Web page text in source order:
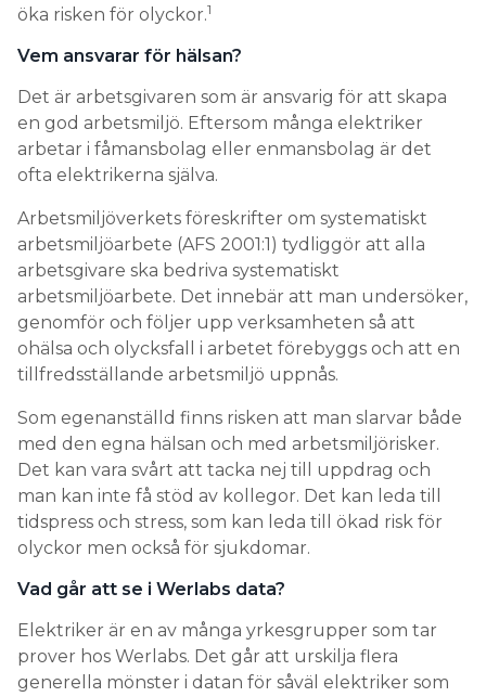
öka risken för olyckor.1
Vem ansvarar för hälsan?
Det är arbetsgivaren som är ansvarig för att skapa
en god arbetsmiljö. Eftersom många elektriker
arbetar i fåmansbolag eller enmansbolag är det
ofta elektrikerna själva.
Arbetsmiljöverkets föreskrifter om systematiskt
arbetsmiljöarbete (AFS 2001:1) tydliggör att alla
arbetsgivare ska bedriva systematiskt
arbetsmiljöarbete. Det innebär att man undersöker,
genomför och följer upp verksamheten så att
ohälsa och olycksfall i arbetet förebyggs och att en
tillfredsställande arbetsmiljö uppnås.
Som egenanställd finns risken att man slarvar både
med den egna hälsan och med arbetsmiljörisker.
Det kan vara svårt att tacka nej till uppdrag och
man kan inte få stöd av kollegor. Det kan leda till
tidspress och stress, som kan leda till ökad risk för
olyckor men också för sjukdomar.
Vad går att se i Werlabs data?
Elektriker är en av många yrkesgrupper som tar
prover hos Werlabs. Det går att urskilja flera
generella mönster i datan för såväl elektriker som